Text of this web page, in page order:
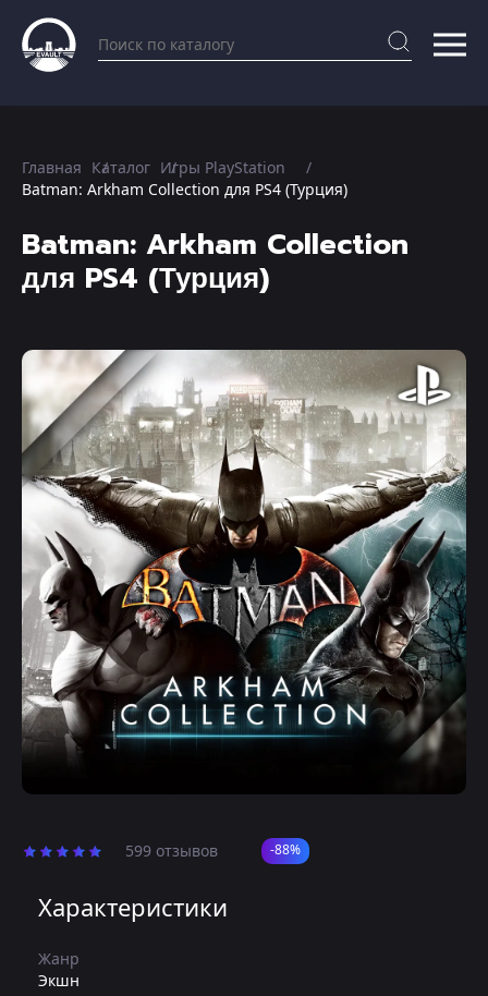
Главная Каталог Игры PlayStation
Batman: Arkham Collection для PS4 (Турция)
Batman: Arkham Collection
для PS4 (Турция)
599 отзывов -88%
Характеристики
Жанр
Экшн